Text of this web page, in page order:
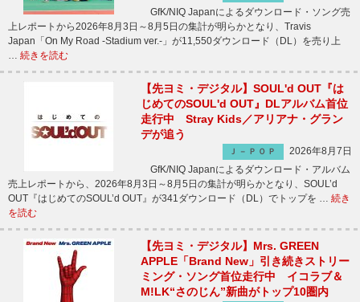
GfK/NIQ Japanによるダウンロード・ソング売
上レポートから2026年8月3日～8月5日の集計が明らかとなり、Travis
Japan「On My Road -Stadium ver.-」が11,550ダウンロード（DL）を売り上
… 続きを読む
【先ヨミ・デジタル】SOUL'd OUT『は
じめてのSOUL'd OUT』DLアルバム首位
走行中 Stray Kids／アリアナ・グラン
デが追う
Ｊ－ＰＯＰ
2026年8月7日
GfK/NIQ Japanによるダウンロード・アルバム
売上レポートから、2026年8月3日～8月5日の集計が明らかとなり、SOUL’d
OUT『はじめてのSOUL’d OUT』が341ダウンロード（DL）でトップを … 続き
を読む
【先ヨミ・デジタル】Mrs. GREEN
APPLE「Brand New」引き続きストリー
ミング・ソング首位走行中 イコラブ＆
M!LK“さのじん”新曲がトップ10圏内